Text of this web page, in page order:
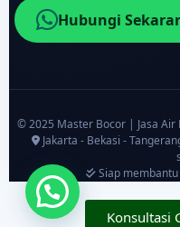
Hubungi
© 2025 Master Bocor | Jasa Air
Jakarta - Bekasi -
Siap
Konsultasi